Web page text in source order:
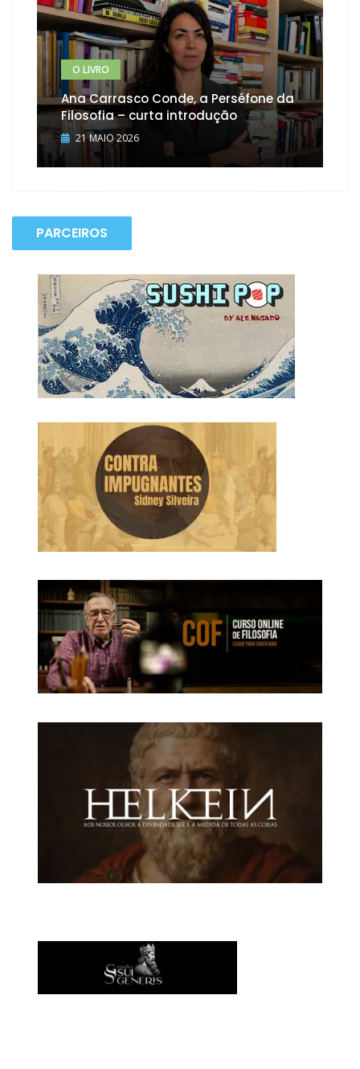
O LIVRO
Ana Carrasco Conde, a Perséfone da
Filosofia – curta introdução
21 MAIO 2026
PARCEIROS